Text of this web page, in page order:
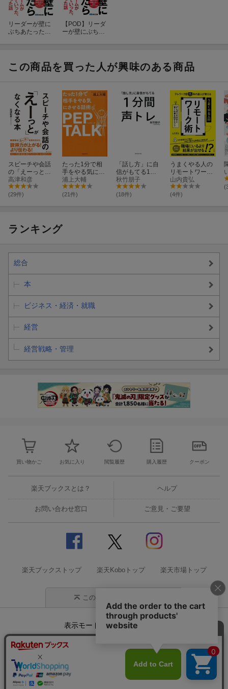
リーダーが壁に
ぶちあたったら
【POD】リーダ
ーが壁にぶちあ
この商品を買った人が興味のある商品
スピーチや会話
の「えーっと」
がなくなる本
高津和彦
(29件)
たった1分で相
手をやる気にさ
せる話術ペップ
トーク
浦上大輔
(21件)
「話し方」に自
信がもてる1分
間声トレ
秋竹朋子
(18件)
うまくやる人の
リモートワーク
術
山内貴弘
(4件)
ランキング
総合
本
ビジネス・経済・就職
経営
経営戦略・管理
買い物かご お気に入り 閲覧履歴 購入履歴 クーポン
楽天ブックスとは？ ヘルプ
お問い合わせ窓口 ご意見・ご要望
楽天ブックストップ 楽天Koboトップ 楽天市場トップ
このページの先頭に戻る
表示モード モバイル
企業情報 個人情報保護方針